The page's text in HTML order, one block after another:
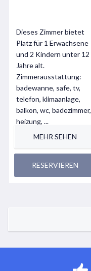
Dieses Zimmer bietet
Platz für 1 Erwachsene
und 2 Kindern unter 12
Jahre alt.
Zimmerausstattung:
badewanne, safe, tv,
telefon, klimaanlage,
balkon, wc, badezimmer,
heizung, ...
MEHR SEHEN
RESERVIEREN